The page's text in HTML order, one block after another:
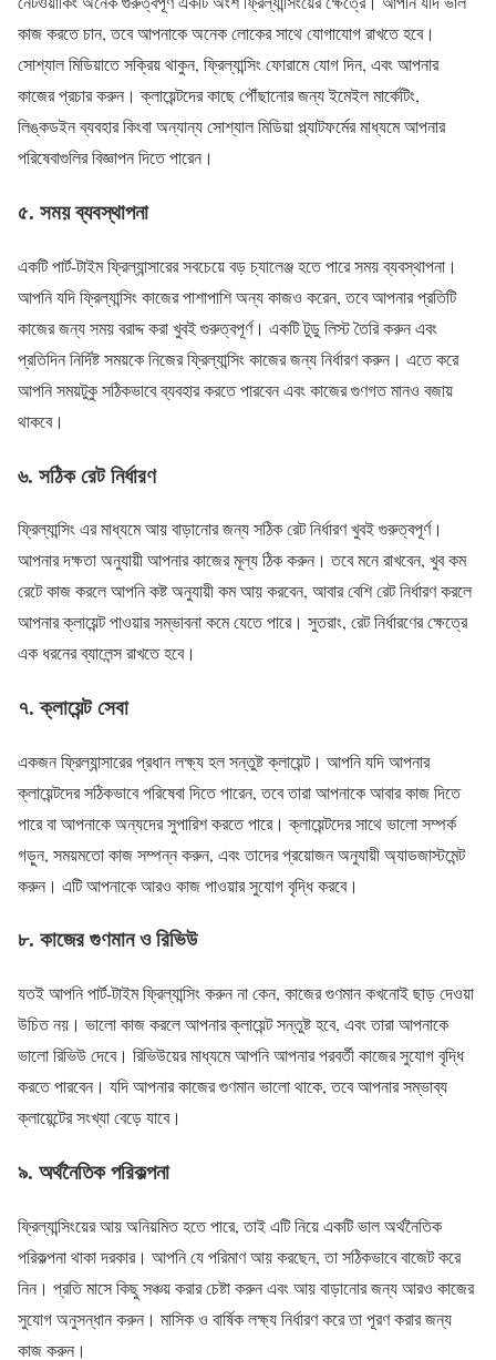
কাজ করতে চান, তবে আপনাকে অনেক লোকের সাথে যোগাযোগ রাখতে হবে।
সোশ্যাল মিডিয়াতে সক্রিয় থাকুন, ফ্রিল্যান্সিং ফোরামে যোগ দিন, এবং আপনার
কাজের প্রচার করুন। ক্লায়েন্টদের কাছে পৌঁছানোর জন্য ইমেইল মার্কেটিং,
লিঙ্কডইন ব্যবহার কিংবা অন্যান্য সোশ্যাল মিডিয়া প্ল্যাটফর্মের মাধ্যমে আপনার
পরিষেবাগুলির বিজ্ঞাপন দিতে পারেন।
৫. সময় ব্যবস্থাপনা
একটি পার্ট-টাইম ফ্রিল্যান্সারের সবচেয়ে বড় চ্যালেঞ্জ হতে পারে সময় ব্যবস্থাপনা।
আপনি যদি ফ্রিল্যান্সিং কাজের পাশাপাশি অন্য কাজও করেন, তবে আপনার প্রতিটি
কাজের জন্য সময় বরাদ্দ করা খুবই গুরুত্বপূর্ণ। একটি টুডু লিস্ট তৈরি করুন এবং
প্রতিদিন নির্দিষ্ট সময়কে নিজের ফ্রিল্যান্সিং কাজের জন্য নির্ধারণ করুন। এতে করে
আপনি সময়টুকু সঠিকভাবে ব্যবহার করতে পারবেন এবং কাজের গুণগত মানও বজায়
থাকবে।
৬. সঠিক রেট নির্ধারণ
ফ্রিল্যান্সিং এর মাধ্যমে আয় বাড়ানোর জন্য সঠিক রেট নির্ধারণ খুবই গুরুত্বপূর্ণ।
আপনার দক্ষতা অনুযায়ী আপনার কাজের মূল্য ঠিক করুন। তবে মনে রাখবেন, খুব কম
রেটে কাজ করলে আপনি কষ্ট অনুযায়ী কম আয় করবেন, আবার বেশি রেট নির্ধারণ করলে
আপনার ক্লায়েন্ট পাওয়ার সম্ভাবনা কমে যেতে পারে। সুতরাং, রেট নির্ধারণের ক্ষেত্রে
এক ধরনের ব্যালেন্স রাখতে হবে।
৭. ক্লায়েন্ট সেবা
একজন ফ্রিল্যান্সারের প্রধান লক্ষ্য হল সন্তুষ্ট ক্লায়েন্ট। আপনি যদি আপনার
ক্লায়েন্টদের সঠিকভাবে পরিষেবা দিতে পারেন, তবে তারা আপনাকে আবার কাজ দিতে
পারে বা আপনাকে অন্যদের সুপারিশ করতে পারে। ক্লায়েন্টদের সাথে ভালো সম্পর্ক
গড়ুন, সময়মতো কাজ সম্পন্ন করুন, এবং তাদের প্রয়োজন অনুযায়ী অ্যাডজাস্টমেন্ট
করুন। এটি আপনাকে আরও কাজ পাওয়ার সুযোগ বৃদ্ধি করবে।
৮. কাজের গুণমান ও রিভিউ
যতই আপনি পার্ট-টাইম ফ্রিল্যান্সিং করুন না কেন, কাজের গুণমান কখনোই ছাড় দেওয়া
উচিত নয়। ভালো কাজ করলে আপনার ক্লায়েন্ট সন্তুষ্ট হবে, এবং তারা আপনাকে
ভালো রিভিউ দেবে। রিভিউয়ের মাধ্যমে আপনি আপনার পরবর্তী কাজের সুযোগ বৃদ্ধি
করতে পারবেন। যদি আপনার কাজের গুণমান ভালো থাকে, তবে আপনার সম্ভাব্য
ক্লায়েন্টের সংখ্যা বেড়ে যাবে।
৯. অর্থনৈতিক পরিকল্পনা
ফ্রিল্যান্সিংয়ের আয় অনিয়মিত হতে পারে, তাই এটি নিয়ে একটি ভাল অর্থনৈতিক
পরিকল্পনা থাকা দরকার। আপনি যে পরিমাণ আয় করছেন, তা সঠিকভাবে বাজেট করে
নিন। প্রতি মাসে কিছু সঞ্চয় করার চেষ্টা করুন এবং আয় বাড়ানোর জন্য আরও কাজের
সুযোগ অনুসন্ধান করুন। মাসিক ও বার্ষিক লক্ষ্য নির্ধারণ করে তা পূরণ করার জন্য
কাজ করুন।